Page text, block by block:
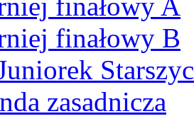
finałowy B
zasadnicza